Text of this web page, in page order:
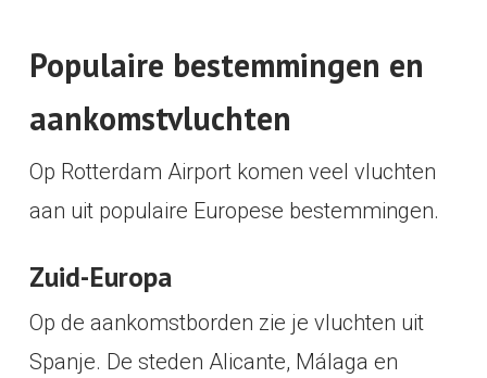
Populaire bestemmingen en
aankomstvluchten
Op Rotterdam Airport komen veel vluchten
aan uit populaire Europese bestemmingen.
Zuid-Europa
Op de aankomstborden zie je vluchten uit
Spanje. De steden Alicante, Málaga en